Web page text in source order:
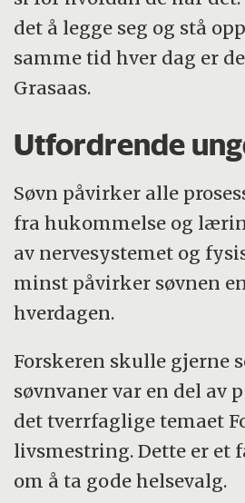
det å legge seg og stå
samme tid hver dag er
Grasaas.
Utfordrende
Søvn påvirker alle
fra hukommelse og
av nervesystemet og
minst påvirker søvnen
hverdagen.
Forskeren skulle gjerne
søvnvaner var en del av
det tverrfaglige temaet
livsmestring. Dette er et
om å ta gode helsevalg.